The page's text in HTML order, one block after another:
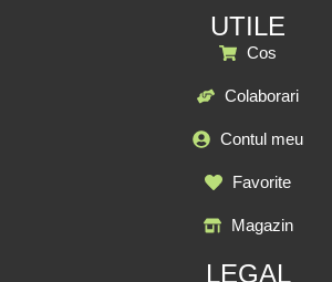
UTILE
Cos
Colaborari
Contul meu
Favorite
Magazin
LEGAL